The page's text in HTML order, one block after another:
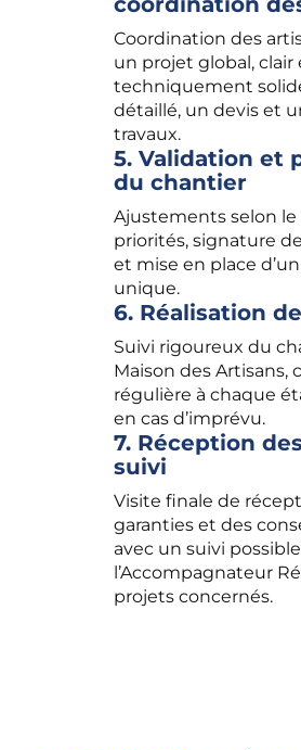
Coordination des
un projet global, clair
techniquement
détaillé, un devis et
travaux.
5. Validation et
du chantier
Ajustements selon
priorités, signature
et mise en place
unique.
6. Réalisation
Suivi rigoureux du
Maison des
régulière à chaque
en cas d’imprévu.
7. Réception
suivi
Visite finale de
garanties et des
avec un suivi
l’Accompagnateur
projets concernés.